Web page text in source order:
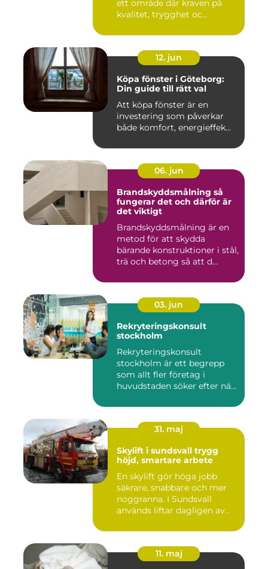
ett område där kraven på
kvalitet, trygghet oc...
12. jun
Köpa fönster i Göteborg:
Din guide till rätt val
Att köpa fönster är en
investering som påverkar
både komfort, energieffek...
06. jun
Brandskyddsmålning så
fungerar det och därför är
det viktigt
Brandskyddsmålning är en
metod för att skydda
bärande konstruktioner i stål,
trä och betong så att d...
03. jun
Rekryteringskonsult
stockholm
Rekryteringskonsult
stockholm är ett begrepp
som allt fler företag i
huvudstaden söker efter när
31. maj
Skylift i sundsvall trygg
höjd, smartare arbete
En skylift gör höga jobb
säkrare, snabbare och mer
noggranna. I Sundsvall
används liftar dagligen av...
11. maj